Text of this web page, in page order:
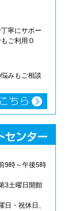
寧にサポー
ご利用Ｏ
みもご相談
9時～午後5時
3土曜日開館
・祝休日、